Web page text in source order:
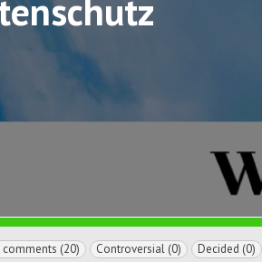
comments (20) Controversial (0) Decided (0)